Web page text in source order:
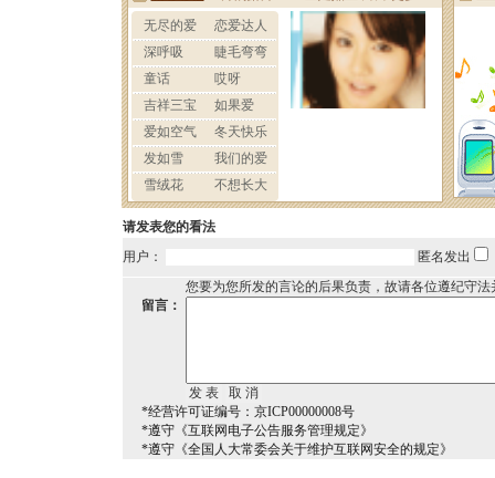
请发表您的看法
用户：
匿名发出
您要为您所发的言论的后果负责，故请各位遵纪守
留言：
*经营许可证编号：京ICP00000008号
*遵守《互联网电子公告服务管理规定》
*遵守《全国人大常委会关于维护互联网安全的规定》